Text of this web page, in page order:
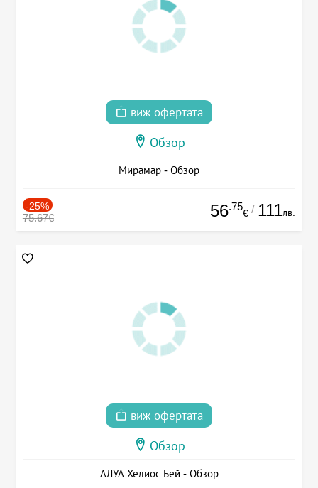
виж офертата
Обзор
Мирамар - Обзор
-25%
75.67€ 56.75
€ / 111лв.
виж офертата
Обзор
АЛУА Хелиос Бей - Обзор